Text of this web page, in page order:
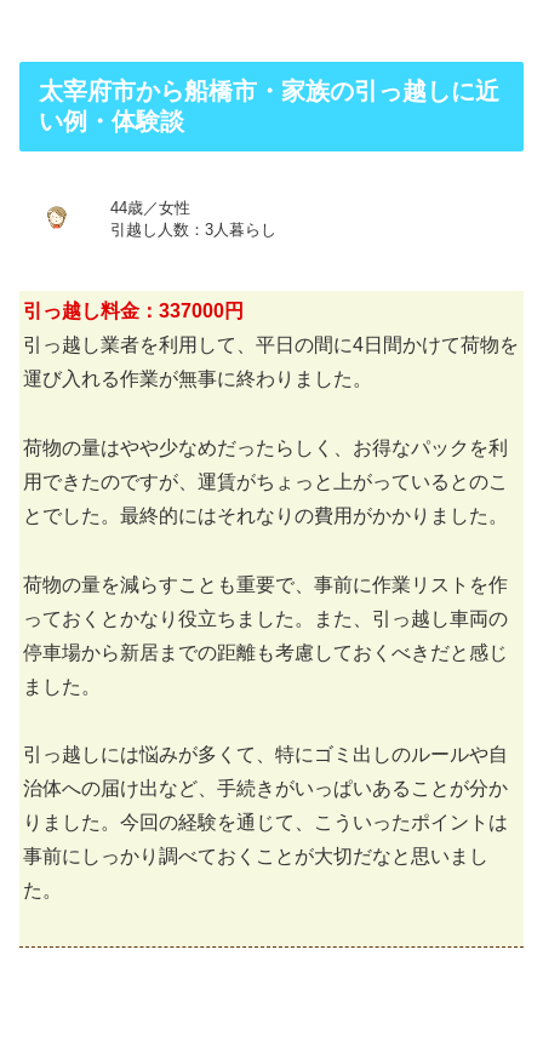
太宰府市から船橋市・家族の引っ越しに近
い例・体験談
44歳／女性
引越し人数：3人暮らし
引っ越し料金：337000円
引っ越し業者を利用して、平日の間に4日間かけて荷物を
運び入れる作業が無事に終わりました。
荷物の量はやや少なめだったらしく、お得なパックを利
用できたのですが、運賃がちょっと上がっているとのこ
とでした。最終的にはそれなりの費用がかかりました。
荷物の量を減らすことも重要で、事前に作業リストを作
っておくとかなり役立ちました。また、引っ越し車両の
停車場から新居までの距離も考慮しておくべきだと感じ
ました。
引っ越しには悩みが多くて、特にゴミ出しのルールや自
治体への届け出など、手続きがいっぱいあることが分か
りました。今回の経験を通じて、こういったポイントは
事前にしっかり調べておくことが大切だなと思いまし
た。